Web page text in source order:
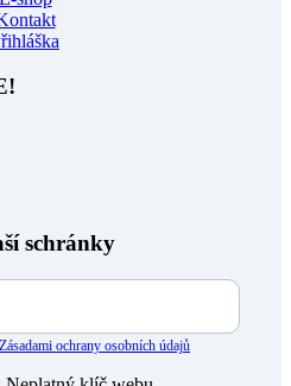
schránky
Zásadami ochrany osobních údajů